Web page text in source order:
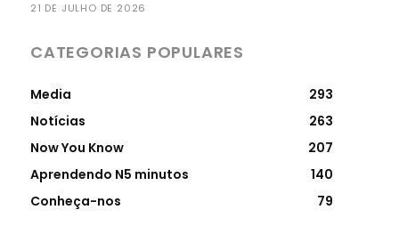
21 DE JULHO DE 2026
CATEGORIAS POPULARES
Media
293
Notícias
263
Now You Know
207
Aprendendo N5 minutos
140
Conheça-nos
79